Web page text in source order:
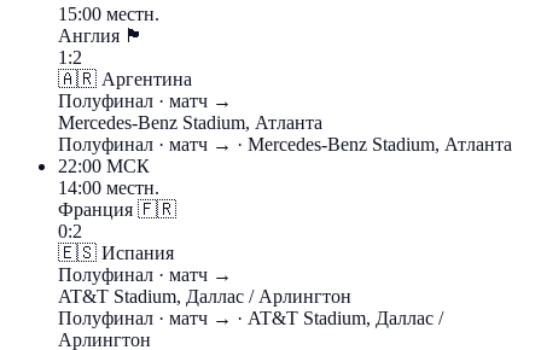
15:00 местн.
Англия 🏴󠁧󠁢󠁥󠁮󠁧󠁿
1:2
🇦🇷 Аргентина
Полуфинал · матч →
Mercedes-Benz Stadium, Атланта
Полуфинал · матч → · Mercedes-Benz Stadium, Атланта
22:00 МСК
14:00 местн.
Франция 🇫🇷
0:2
🇪🇸 Испания
Полуфинал · матч →
AT&T Stadium, Даллас / Арлингтон
Полуфинал · матч → · AT&T Stadium, Даллас /
Арлингтон